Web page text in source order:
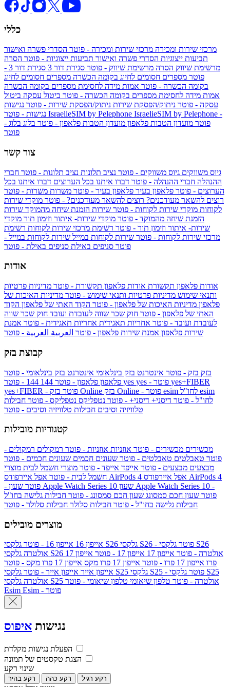
כללי
מרכזי שירות ומכירה מרכזי שירות ומכירה - פוטר הסדרי פשרה ואישור
תביעות ייצוגיות הסדרי פשרה ואישור תביעות ייצוגיות - פוטר הסרה
מרשימת שיווק הסרה מרשימת שיווק - פוטר סגירת דור 3
סגירת דור 3 -
פוטר מספרים חסומים לחיוג בקומה הכשרה מספרים חסומים לחיוג
בקומה הכשרה - פוטר אמות מידה לחסימת מספרים בקומה הכשרה
אמות מידה לחסימת מספרים בקומה הכשרה - פוטר ביטול עסקה ביטול
עסקה - פוטר ניתוק/הפסקת שירות ניתוק/הפסקת שירות - פוטר נגישות
IsraelieSIM by Pelephone IsraelieSIM by Pelephone -
פוטר מועדון הטבות פלאפון מועדון הטבות פלאפון - פוטר בלוג בלוג -
פוטר
צור קשר
גיוס משווקים גיוס משווקים - פוטר נציב תלונות נציב תלונות - פוטר חברי
ההנהלה חברי ההנהלה - פוטר דברו איתנו בכל הערוצים דברו איתנו בכל
הערוצים - פוטר פלאפון בעיר פלאפון בעיר - פוטר משרות משרות - פוטר
רוצים להשאר מעודכנים? רוצים להשאר מעודכנים? - פוטר מוקדי שירות
לקוחות מוקדי שירות לקוחות - פוטר שירות הזמנת שיחה מהמוקד שירות
הזמנת שיחה מהמוקד - פוטר מוקדי שירות- איתור וזימון תור מוקדי
שירות- איתור וזימון תור - פוטר רשימת מרכזי שירות לקוחות רשימת
מרכזי שירות לקוחות - פוטר שירות לקוחות במייל שירות לקוחות במייל -
פוטר סניפים באילת סניפים באילת - פוטר
אודות
אודות פלאפון תקשורת אודות פלאפון תקשורת - פוטר מדיניות פרטיות
ותנאי שימוש מדיניות פרטיות ותנאי שימוש - פוטר מדיניות האיכות של
פלאפון מדיניות האיכות של פלאפון - פוטר הקוד האתי של פלאפון הקוד
האתי של פלאפון - פוטר חוק שכר שווה לעובדת ועובד חוק שכר שווה
לעובדת ועובד - פוטר אחריות תאגידית אחריות תאגידית - פוטר אמנת
שירות פלאפון אמנת שירות פלאפון - פוטר العربية العربية - פוטר
קבוצת בזק
בזק בזק - פוטר אינטרנט בזק בינלאומי אינטרנט בזק בינלאומי - פוטר
פלאפון פלאפון - פוטר 144 yes
yes+FIBER
yes+FIBER - פוטר בזק Online
esim
לחו"ל - פוטר דיסני+ דיסני+ - פוטר נטפליקס נטפליקס - פוטר חבילות
טלוויזיה וסיבים חבילות טלוויזיה וסיבים - פוטר
קטגוריות מובילות
מכשירים מכשירים - פוטר אוזניות אוזניות - פוטר רמקולים רמקולים -
פוטר טאבלטים טאבלטים - פוטר שעונים חכמים שעונים חכמים - פוטר
מבצעים מבצעים - פוטר אייפד אייפד - פוטר מוצרי חשמל לבית מוצרי
חשמל לבית - פוטר אפל איירפודס AirPods 4 אפל איירפודס AirPods 4
- פוטר שעון Apple Watch Series 10 שעון Apple Watch Series 10 -
פוטר שעון חכם סמסונג שעון חכם סמסונג - פוטר חבילות גלישה בחו"ל
חבילות גלישה בחו"ל - פוטר חבילות סלולר חבילות סלולר - פוטר
מוצרים מובילים
אייפון 16 אייפון 16 - פוטר גלקסי S26 גלקסי S26 - פוטר גלקסי S26
אולטרה
גלקסי S26 אולטרה - פוטר אייפון 17 אייפון 17 - פוטר
אייפון 17
פרו אייפון 17 פרו - פוטר אייפון 17 פרו מקס
אייפון 17 פרו מקס - פוטר
אייפון אייר אייפון אייר - פוטר גלקסי S25 גלקסי S25 - פוטר גלקסי S25
אולטרה
גלקסי S25 אולטרה - פוטר טלפון שיאומי טלפון שיאומי - פוטר
Esim
Esim - פוטר
נגישות איפוס
הפעלת נגישות מקלדת
הצגת טקסטים של תמונה
שינוי רקע
רקע בהיר רקע כהה רקע רגיל